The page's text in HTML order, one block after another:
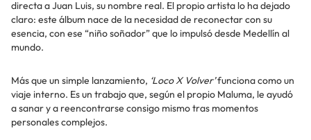
directa a Juan Luis, su nombre real. El propio artista lo ha dejado
claro: este álbum nace de la necesidad de reconectar con su
esencia, con ese “niño soñador” que lo impulsó desde Medellín al
mundo.
Más que un simple lanzamiento, ‘Loco X Volver’funciona como un
viaje interno. Es un trabajo que, según el propio Maluma, le ayudó
a sanar y a reencontrarse consigo mismo tras momentos
personales complejos.